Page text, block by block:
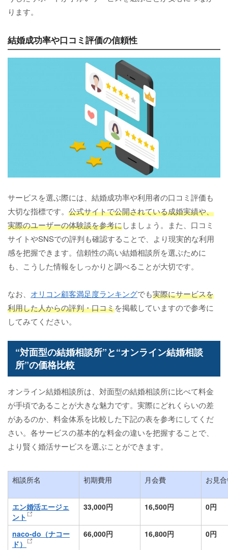
ります。
結婚成功率や口コミ評価の信頼性
サービスを選ぶ際には、結婚成功率や利用者の口コミ評価も
大切な指標です。 公式サイトで公開されている成婚実績や、
実際のユーザーの体験談を参考にしましょう。また、口コミ
サイトやSNSでの評判も確認することで、より現実的な利用
感を把握できます。信頼性の高い結婚相談所を選ぶために
も、こうした情報をしっかりと調べることが大切です。
なお、 オリコン顧客満足度ランキングでも実際にサービスを
利用した人からの評判・口コミを掲載していますので参考に
してみてください。
“対面型の結婚相談所”と“オンライン結婚相談
所”の価格比較
オンライン結婚相談所は、対面型の結婚相談所に比べて料金
が手頃であることが大きな魅力です。実際にどれくらいの差
があるのか、料金体系を比較した下記の表を参考にしてくだ
さい。各サービスの基本的な料金の違いを把握することで、
より賢く婚活サービスを選ぶことができます。
相談所名 初期費用 月会費 お見
エン婚活エージェ
ント
33,000円 16,500円 0円
naco-do（ナコー
ド）
66,000円 16,800円 0円